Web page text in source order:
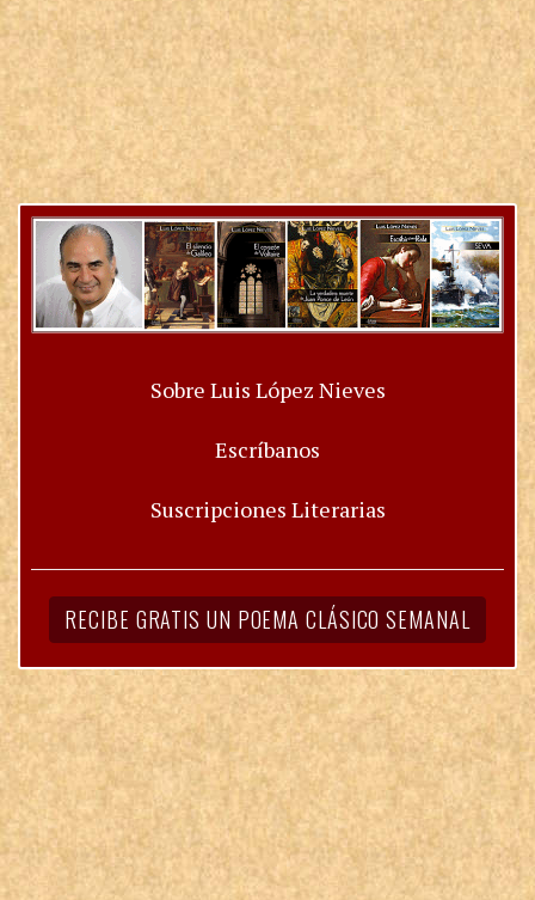
Sobre Luis López Nieves
Escríbanos
Suscripciones Literarias
RECIBE GRATIS UN POEMA CLÁSICO SEMANAL